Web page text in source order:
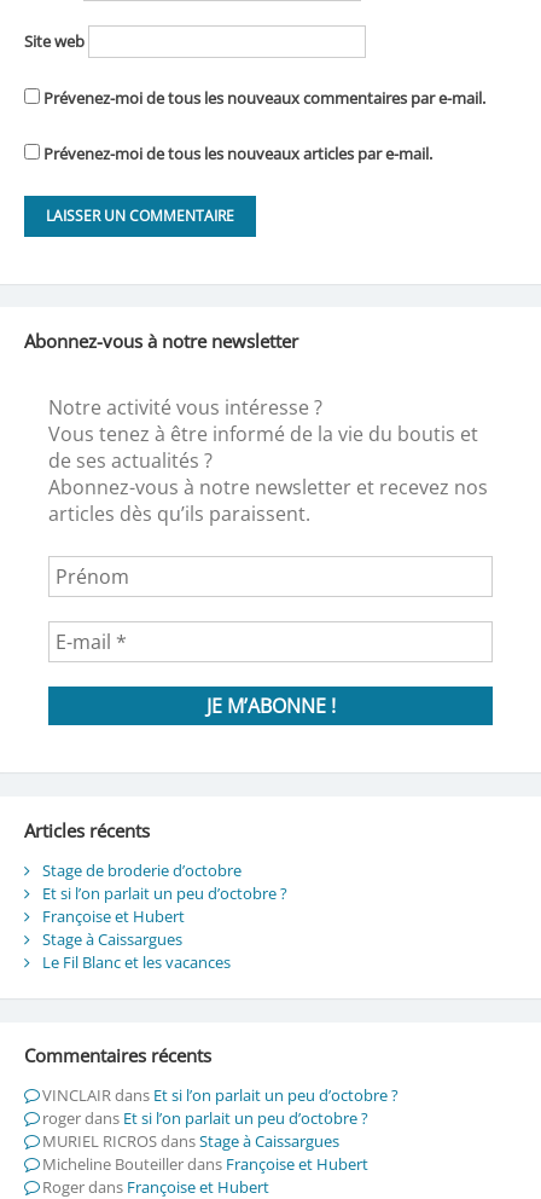
Site web
Prévenez-moi de tous les nouveaux commentaires par e-mail.
Prévenez-moi de tous les nouveaux articles par e-mail.
Abonnez-vous à notre newsletter
Notre activité vous intéresse ?
Vous tenez à être informé de la vie du boutis et
de ses actualités ?
Abonnez-vous à notre newsletter et recevez nos
articles dès qu’ils paraissent.
Articles récents
Stage de broderie d’octobre
Et si l’on parlait un peu d’octobre ?
Françoise et Hubert
Stage à Caissargues
Le Fil Blanc et les vacances
Commentaires récents
VINCLAIRdans Et si l’on parlait un peu d’octobre ?
rogerdans Et si l’on parlait un peu d’octobre ?
MURIEL RICROSdansStage à Caissargues
Micheline Bouteillerdans Françoise et Hubert
Rogerdans Françoise et Hubert